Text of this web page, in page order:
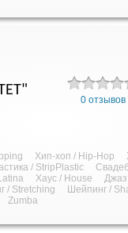
0 отзывов
Хип-хоп / Hip-Hop
/ StripPlastic
Хаус / House
Джаз
/ Stretching
Шейпинг /
Zumba